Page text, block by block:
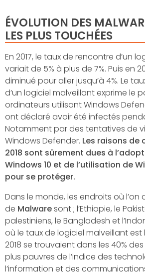
ÉVOLUTION DES
LES PLUS TOUCHÉES
En 2017, le taux de rencontre d’un
variait de 5% à plus de 7%. Puis en
diminué pour aller jusqu’à 4%. Le
d’un logiciel malveillant exprime le
ordinateurs utilisant Windows
ont déclaré avoir été infectés
Notamment par des tentatives de
Windows Defender. Les raisons de
2018 sont sûrement dues à
Windows 10 et de l’utilisation de
pour se protéger.
Dans le monde, les endroits où l’on
de Malwaresont ; l’Ethiopie, le
palestiniens, le Bangladesh et
où le taux de logiciel malveillant est
2018 se trouvaient dans les 40%
plus pauvres de l’indice des
l’information et des